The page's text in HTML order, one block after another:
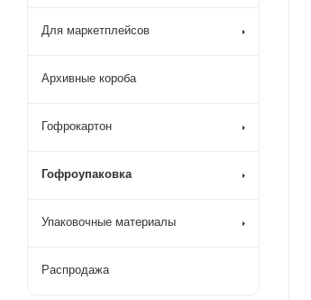
Для маркетплейсов
Архивные короба
Гофрокартон
Гофроупаковка
Упаковочные материалы
Распродажа